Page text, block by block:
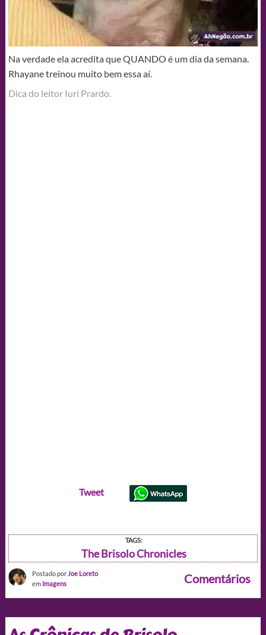
Na verdade ela acredita que QUANDO é um dia da semana.
Rhayane treinou muito bem essa aí.
Dica do leitor Iuri Prardo.
Tweet
TAGS:
The Brisolo Chronicles
Postado por Joe Loreto
em Imagens Comentários